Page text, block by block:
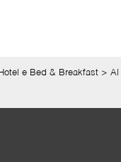
Hotel e Bed & Breakfast > Al